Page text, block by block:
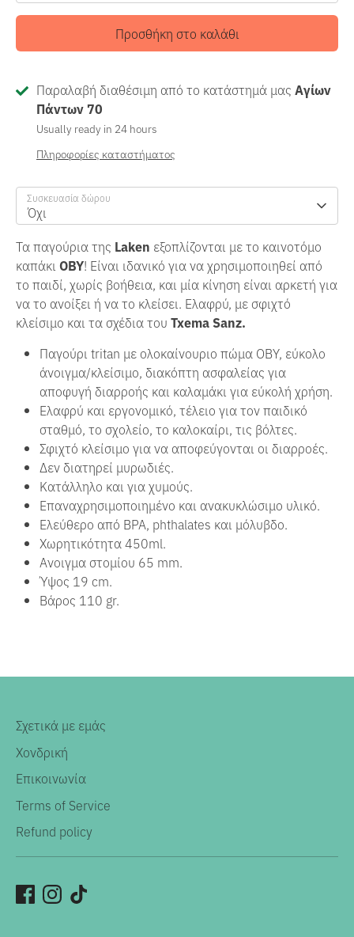
Προσθήκη στο καλάθι
Παραλαβή διαθέσιμη από το κατάστημά μας Αγίων
Πάντων 70
Usually ready in 24 hours
Πληροφορίες καταστήματος
Συσκευασία δώρου
Όχι
Τα παγούρια της Laken εξοπλίζονται με το καινοτόμο
καπάκι ΟΒΥ! Είναι ιδανικό για να χρησιμοποιηθεί από
το παιδί, χωρίς βοήθεια, και μία κίνηση είναι αρκετή για
να το ανοίξει ή να το κλείσει. Ελαφρύ, με σφιχτό
κλείσιμο και τα σχέδια του Txema Sanz.
Παγούρι tritan με ολοκαίνουριο πώμα ΟΒΥ, εύκολο
άνοιγμα/κλείσιμο, διακόπτη ασφαλείας για
αποφυγή διαρροής και καλαμάκι για εύκολή χρήση.
Ελαφρύ και εργονομικό, τέλειο για τον παιδικό
σταθμό, το σχολείο, το καλοκαίρι, τις βόλτες.
Σφιχτό κλείσιμο για να αποφεύγονται οι διαρροές.
Δεν διατηρεί μυρωδιές.
Κατάλληλο και για χυμούς.
Επαναχρησιμοποιημένο και ανακυκλώσιμο υλικό.
Ελεύθερο από BPA, phthalates και μόλυβδο.
Χωρητικότητα 450ml.
Ανοιγμα στομίου 65 mm.
Ύψος 19 cm.
Βάρος 110 gr.
Σχετικά με εμάς
Χονδρική
Επικοινωνία
Terms of Service
Refund policy